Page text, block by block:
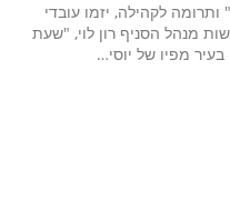
לקהילה, יזמו עובדי
מנהל הסניף רון לוי, "שעת
מפיו של יוסי…